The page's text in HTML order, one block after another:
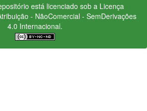
está licenciado sob a Licença
- NãoComercial - SemDerivações
4.0 Internacional.